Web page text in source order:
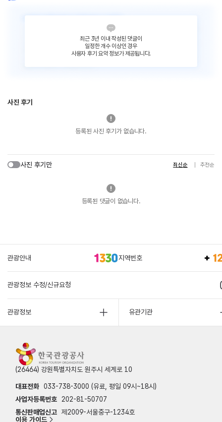
최근 3년 이내 작성된 댓글이
일정한 개수 이상인 경우
사용자 후기 요약 정보가 제공됩니다.
사진 후기
등록된 사진 후기가 없습니다.
사진 후기만 최신순 추천순
등록된 댓글이 없습니다.
관광안내 지역번호
관광정보 수정/신규요청
관광정보 유관기관
(26464) 강원특별자치도 원주시 세계로 10
대표전화 033-738-3000 (유료, 평일 09시~18시)
사업자등록번호
202-81-50707
통신판매업신고 제2009-서울중구-1234호
이용 가이드